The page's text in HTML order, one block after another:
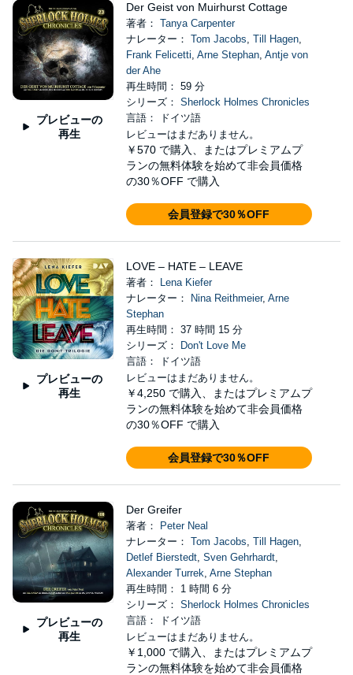
プレビューの
再生
Der Geist von Muirhurst Cottage
著者： Tanya Carpenter
ナレーター： Tom Jacobs, Till Hagen,
Frank Felicetti, Arne Stephan, Antje von
der Ahe
再生時間： 59 分
シリーズ： Sherlock Holmes Chronicles
言語： ドイツ語
レビューはまだありません。
￥570 で購入、またはプレミアムプ
ランの無料体験を始めて非会員価格
の30％OFF で購入
会員登録で30％OFF
プレビューの
再生
LOVE – HATE – LEAVE
著者：
Lena Kiefer
ナレーター：
Nina Reithmeier, Arne
Stephan
再生時間： 37 時間 15 分
シリーズ：
Don't Love Me
言語： ドイツ語
レビューはまだありません。
￥4,250 で購入、またはプレミアムプ
ランの無料体験を始めて非会員価格
の30％OFF で購入
会員登録で30％OFF
プレビューの
再生
Der Greifer
著者：
Peter Neal
ナレーター： Tom Jacobs, Till Hagen,
Detlef Bierstedt, Sven Gehrhardt,
Alexander Turrek, Arne Stephan
再生時間： 1 時間 6 分
シリーズ： Sherlock Holmes Chronicles
言語： ドイツ語
レビューはまだありません。
￥1,000 で購入、またはプレミアムプ
ランの無料体験を始めて非会員価格